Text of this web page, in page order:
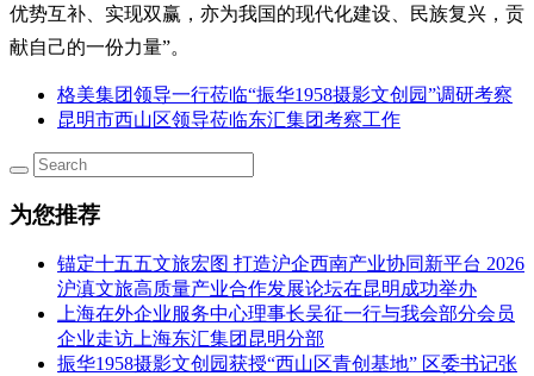
优势互补、实现双赢，亦为我国的现代化建设、民族复兴，贡
献自己的一份力量”。
格美集团领导一行莅临“振华1958摄影文创园”调研考察
昆明市西山区领导莅临东汇集团考察工作
为您推荐
锚定十五五文旅宏图 打造沪企西南产业协同新平台 2026
沪滇文旅高质量产业合作发展论坛在昆明成功举办
上海在外企业服务中心理事长吴征一行与我会部分会员
企业走访上海东汇集团昆明分部
振华1958摄影文创园获授“西山区青创基地” 区委书记张